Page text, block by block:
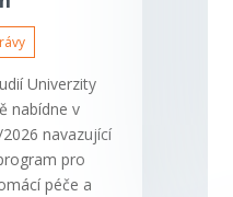
Univerzity
nabídne v
navazující
pro
péče a